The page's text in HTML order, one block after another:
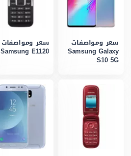
سعر ومواصفات
Samsung Galaxy
S10 5G
سعر ومواصفات
Samsung E1120